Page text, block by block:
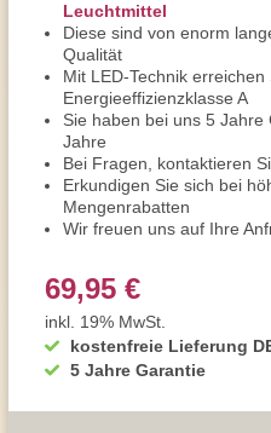
Leuchtmittel
Diese sind von enorm
Qualität
Mit LED-Technik erreichen
Energieeffizienzklasse A
Sie haben bei uns 5
Jahre
Bei Fragen, kontaktieren
Erkundigen Sie sich bei
Mengenrabatten
Wir freuen uns auf Ihre
kostenfreie Lieferung
5 Jahre Garantie
69,95 €
inkl. 19% MwSt.